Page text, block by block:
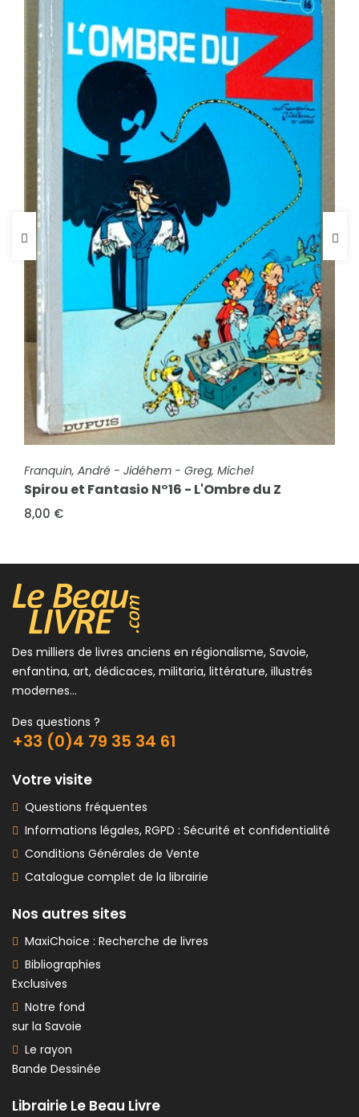
FICHE COMPLÈTE
Franquin, André - Jidéhem - Greg, Michel
Spirou et Fantasio N°16 - L'Ombre du Z
8,00 €
FICHE COMPLÈTE
Franquin, André - Rosy, Maurice
champignon
15,00 €
Des milliers de livres anciens en régionalisme, Savoie,
enfantina, art, dédicaces, militaria, littérature, illustrés
modernes...
Des questions ?
+33 (0)4 79 35 34 61
Votre visite
Questions fréquentes
Informations légales, RGPD : Sécurité et confidentialité
Conditions Générales de Vente
Catalogue complet de la librairie
Nos autres sites
MaxiChoice : Recherche de livres
Bibliographies
Exclusives
Notre fond
sur la Savoie
Le rayon
Bande Dessinée
Librairie Le Beau Livre